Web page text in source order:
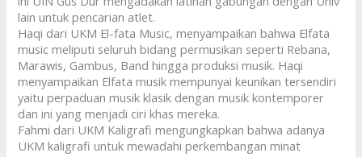
lain untuk pencarian atlet.
Haqi dari UKM El-fata Music, menyampaikan bahwa Elfata
music meliputi seluruh bidang permusikan seperti Rebana,
Marawis, Gambus, Band hingga produksi musik. Haqi
menyampaikan Elfata musik mempunyai keunikan tersendiri
yaitu perpaduan musik klasik dengan musik kontemporer
dan ini yang menjadi ciri khas mereka.
Fahmi dari UKM Kaligrafi mengungkapkan bahwa adanya
UKM kaligrafi untuk mewadahi perkembangan minat